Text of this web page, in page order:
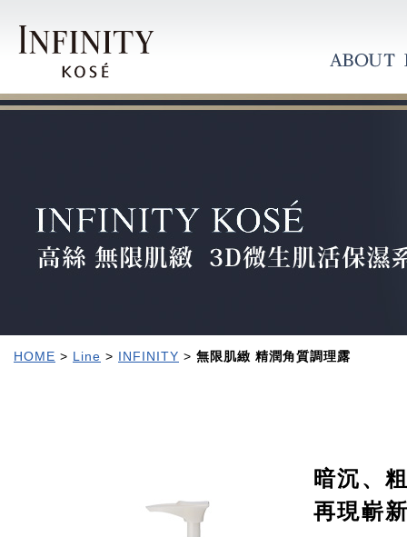
HOME > Line > INFINITY > 無限肌緻 精潤角質調理露
暗沉、
再現嶄